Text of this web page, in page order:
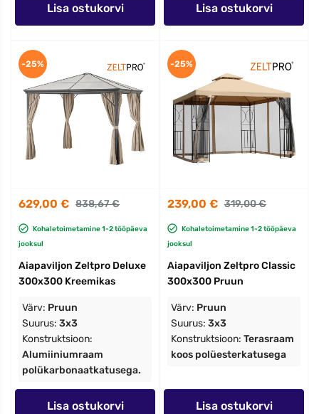
Lisa ostukorvi Lisa ostukorvi
629,00 € 838,67 €
Kohaletoimetamine 1-2 tööpäeva
jooksul
Aiapaviljon Zeltpro Deluxe
300x300 Kreemikas
Värv: Pruun
Suurus: 3x3
Konstruktsioon:
Alumiiniumraam
polükarbonaatkatusega.
Lisa ostukorvi
-25%
239,00 € 319,00 €
Kohaletoimetamine 1-2 tööpäeva
jooksul
Aiapaviljon Zeltpro Classic
300x300 Pruun
Värv: Pruun
Suurus: 3x3
Konstruktsioon: Terasraam
koos polüesterkatusega
Lisa ostukorvi
-25%